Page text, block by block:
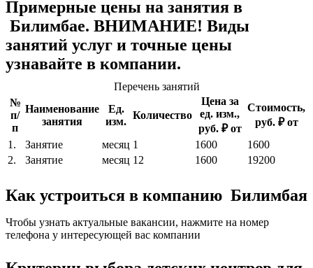
Примерные цены на занятия в
Билимбае. ВНИМАНИЕ! Виды
занятий услуг и точные цены
узнавайте в компании.
Перечень занятий
№
п/
п
Наименование
занятия
Ед.
изм.
Количество
Цена за
ед. изм.,
руб. ₽ от
Стоимость,
руб. ₽ от
1.
Занятие месяц 1 1600
1600
2.
Занятие месяц 12 1600 19200
Как устроиться в компанию Билимбая
Чтобы узнать актуальные вакансии, нажмите на номер
телефона у интересующей вас компании